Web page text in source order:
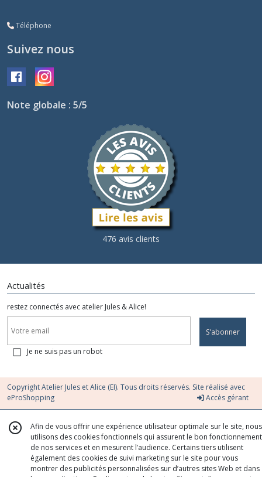
Téléphone
Suivez nous
Note globale : 5/5
476 avis clients
Actualités
restez connectés avec atelier Jules & Alice!
S'abonner
Je ne suis pas un robot
Copyright Atelier Jules et Alice (EI). Tous droits réservés. Site réalisé avec
eProShopping
Accès gérant
Afin de vous offrir une expérience utilisateur optimale sur le site, nous
utilisons des cookies fonctionnels qui assurent le bon fonctionnement
de nos services et en mesurent l’audience. Certains tiers utilisent
également des cookies de suivi marketing sur le site pour vous
montrer des publicités personnalisées sur d’autres sites Web et dans